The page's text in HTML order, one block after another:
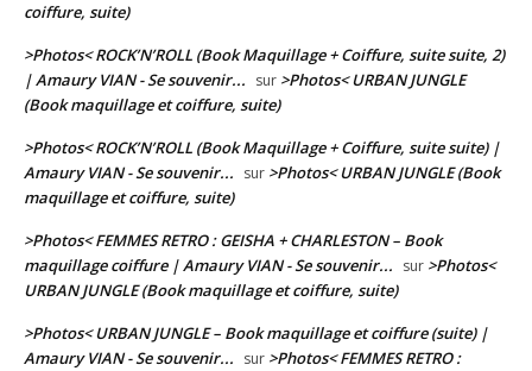
coiffure, suite)
>Photos< ROCK’N’ROLL (Book Maquillage + Coiffure, suite suite, 2)
| Amaury VIAN - Se souvenir... sur >Photos< URBAN JUNGLE
(Book maquillage et coiffure, suite)
>Photos< ROCK’N’ROLL (Book Maquillage + Coiffure, suite suite) |
Amaury VIAN - Se souvenir... sur >Photos< URBAN JUNGLE (Book
maquillage et coiffure, suite)
>Photos< FEMMES RETRO : GEISHA + CHARLESTON – Book
maquillage coiffure | Amaury VIAN - Se souvenir... sur >Photos<
URBAN JUNGLE (Book maquillage et coiffure, suite)
>Photos< URBAN JUNGLE – Book maquillage et coiffure (suite) |
Amaury VIAN - Se souvenir... sur >Photos< FEMMES RETRO :